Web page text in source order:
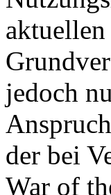
jedoch
der bei
War of